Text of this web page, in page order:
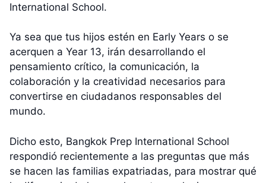
International School.
Ya sea que tus hijos estén en Early Years o se
acerquen a Year 13, irán desarrollando el
pensamiento crítico, la comunicación, la
colaboración y la creatividad necesarios para
convertirse en ciudadanos responsables del
mundo.
Dicho esto, Bangkok Prep International School
respondió recientemente a las preguntas que más
se hacen las familias expatriadas, para mostrar qué